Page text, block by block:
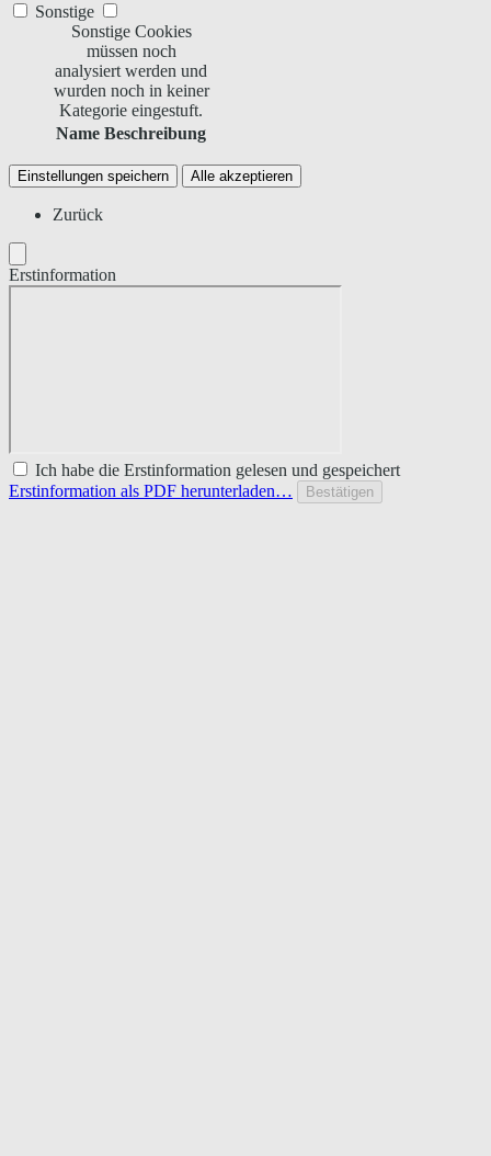
Sonstige
Sonstige Cookies
müssen noch
analysiert werden und
wurden noch in keiner
Kategorie eingestuft.
Name Beschreibung
Einstellungen speichern Alle akzeptieren
Zurück
Erstinformation
Ich habe die Erstinformation gelesen und gespeichert
Erstinformation als PDF herunterladen…
Bestätigen